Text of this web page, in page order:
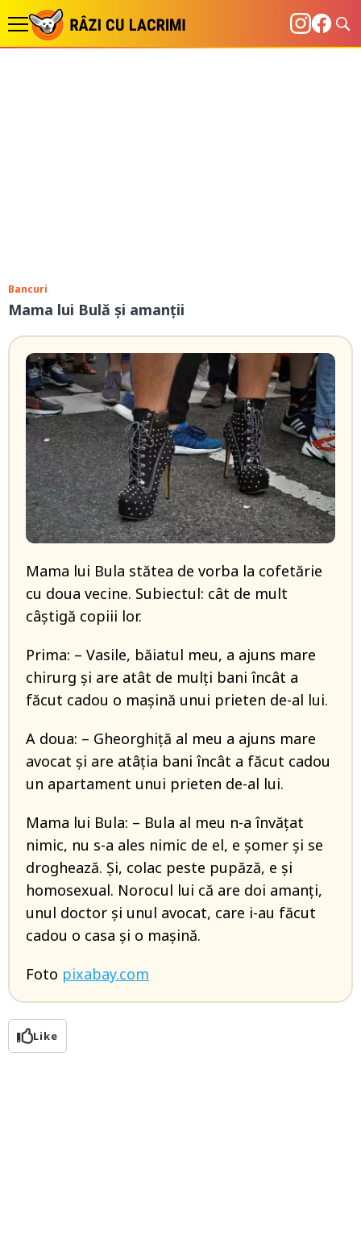
Bancuri
Mama lui Bulă și amanții
Mama lui Bula stătea de vorba la cofetărie
cu doua vecine. Subiectul: cât de mult
câștigă copiii lor.
Prima: – Vasile, băiatul meu, a ajuns mare
chirurg și are atât de mulți bani încât a
făcut cadou o mașină unui prieten de-al lui.
A doua: – Gheorghiță al meu a ajuns mare
avocat și are atâția bani încât a făcut cadou
un apartament unui prieten de-al lui.
Mama lui Bula: – Bula al meu n-a învățat
nimic, nu s-a ales nimic de el, e șomer și se
droghează. Și, colac peste pupăză, e și
homosexual. Norocul lui că are doi amanți,
unul doctor și unul avocat, care i-au făcut
cadou o casa și o mașină.
Foto pixabay.com
Like